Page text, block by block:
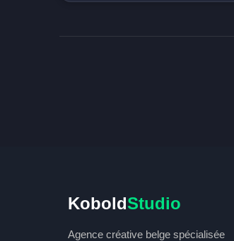
KoboldStudio
Agence créative belge spécialisée